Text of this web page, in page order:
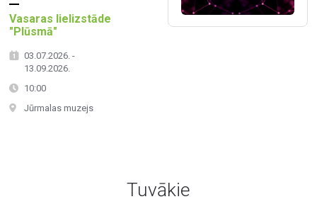
Vasaras lielizstāde
"Plūsmā"
03.07.2026. -
13.09.2026.
10:00
Jūrmalas muzejs
Tuvākie